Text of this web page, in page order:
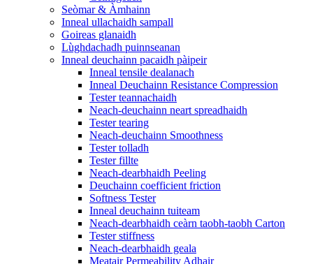
Seòmar & Àmhainn
Inneal ullachaidh sampall
Goireas glanaidh
Lùghdachadh puinnseanan
Inneal deuchainn pacaidh pàipeir
Inneal tensile dealanach
Inneal Deuchainn Resistance Compression
Tester teannachaidh
Neach-deuchainn neart spreadhaidh
Tester tearing
Neach-deuchainn Smoothness
Tester tolladh
Tester fillte
Neach-dearbhaidh Peeling
Deuchainn coefficient friction
Softness Tester
Inneal deuchainn tuiteam
Neach-dearbhaidh ceàrn taobh-taobh Carton
Tester stiffness
Neach-dearbhaidh geala
Meatair Permeability Adhair